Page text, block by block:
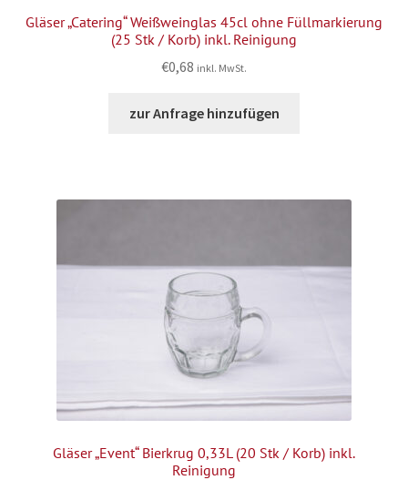
Gläser „Catering“ Weißweinglas 45cl ohne Füllmarkierung
(25 Stk / Korb) inkl. Reinigung
€0,68 inkl. MwSt.
zur Anfrage hinzufügen
Gläser „Event“ Bierkrug 0,33L (20 Stk / Korb) inkl.
Reinigung